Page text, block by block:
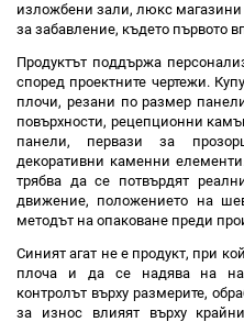
изложбени зали, люкс магазини
за забавление, където първото
Продуктът поддържа
според проектните чертежи.
плочи, резани по размер
повърхности, рецепционни
панели, первази за
декоративни каменни
трябва да се потвърдят
движение, положението на
методът на опаковане преди
Синият агат не е продукт, при
плоча и да се надява на
контролът върху размерите,
за износ влияят върху